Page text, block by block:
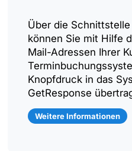
Über die
können Sie mit Hilfe
Mail-Adressen Ihrer
Knopfdruck in das
GetResponse
Weitere Informationen